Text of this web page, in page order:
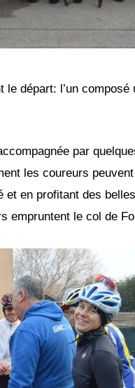
départ: l’un
par
les coureurs
et en profitant des
empruntent le col de